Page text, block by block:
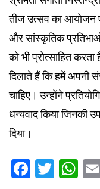
तीज उत्सव का
और सांस्कृतिक प्रतिभाओं
को भी प्रोत्साहित
दिलाते हैं कि हमें अपनी
चाहिए। उन्होंने
धन्यवाद किया जिनकी
दिया।